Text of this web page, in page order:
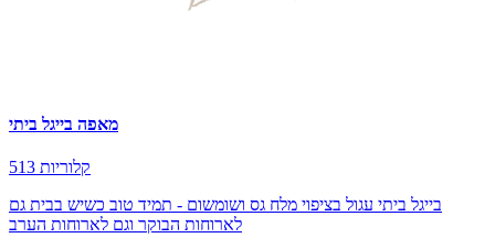
מאפה בייגל ביתי
513 קלוריות
בייגל ביתי עגול בציפוי מלח גס ושומשום - תמיד טוב כשיש בבית גם
לארוחות הבוקר וגם לארוחות הערב